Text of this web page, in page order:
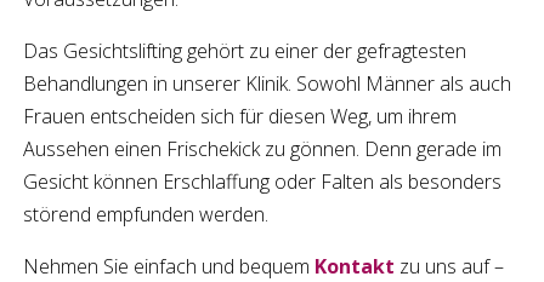
Das Gesichtslifting gehört zu einer der gefragtesten
Behandlungen in unserer Klinik. Sowohl Männer als auch
Frauen entscheiden sich für diesen Weg, um ihrem
Aussehen einen Frischekick zu gönnen. Denn gerade im
Gesicht können Erschlaffung oder Falten als besonders
störend empfunden werden.
Nehmen Sie einfach und bequem Kontakt zu uns auf –